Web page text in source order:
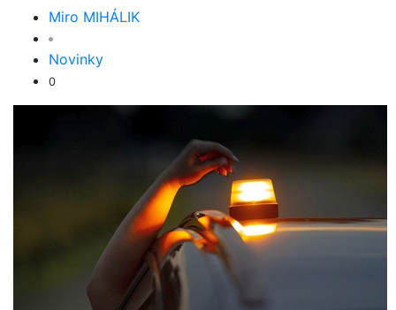
Miro MIHÁLIK
Novinky
0